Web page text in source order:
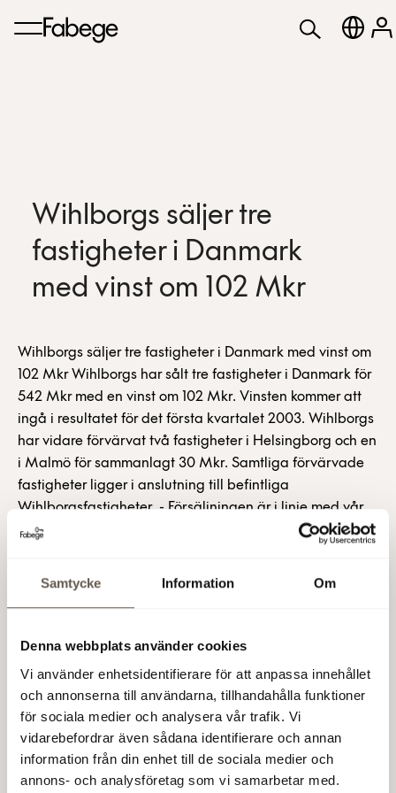
Samtycke Information Om
Denna webbplats använder cookies
Vi använder enhetsidentifierare för att anpassa innehållet
och annonserna till användarna, tillhandahålla funktioner
för sociala medier och analysera vår trafik. Vi
vidarebefordrar även sådana identifierare och annan
information från din enhet till de sociala medier och
annons- och analysföretag som vi samarbetar med.
Wihlborgs säljer tre
fastigheter i Danmark
med vinst om 102 Mkr
Wihlborgs säljer tre fastigheter i Danmark med vinst om
102 Mkr Wihlborgs har sålt tre fastigheter i Danmark för
542 Mkr med en vinst om 102 Mkr. Vinsten kommer att
ingå i resultatet för det första kvartalet 2003. Wihlborgs
har vidare förvärvat två fastigheter i Helsingborg och en
i Malmö för sammanlagt 30 Mkr. Samtliga förvärvade
fastigheter ligger i anslutning till befintliga
Wihlborgsfastigheter. - Försäljningen är i linje med vår
strategi att realisera upparbetade värden i
Paulsson, VD, Wihlborgs Fastigheter. Wihlborgs
Paulsson, VD, tel 08-555 148 18, 0733-87 18 18 Olle
informationschef, tel 08-555 148 20, 0733-87 18 20
Avyttrade fastigheter Fastighet Kommun Region
Kategori Yta Östbanegade 117-133 Köpenhamn Öresund
Kontor 28 954 Bybjergvej 5 Helsingör Öresund Ind/lager
7 672 Bybjergvej 13 Helsingör Öresund Ind/lager 1 256